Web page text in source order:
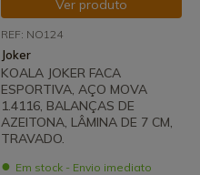
Ver produto
REF: NO124
Joker
KOALA JOKER FACA
ESPORTIVA, AÇO MOVA
1.4116, BALANÇAS DE
AZEITONA, LÂMINA DE 7 CM,
TRAVADO.
Em stock - Envio imediato